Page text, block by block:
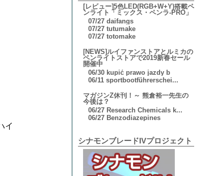
イ
[レビュー]5色LED(RGB+W+Y)搭載ペ
ンライト「ミックス・ペンラ-PRO」
07/27 daifangs
07/27 tutumake
07/27 totomake
[NEWS]ルイファンストアとルミカの
ペンライトストアで2019新春セール
開催中
06/30 kupić prawo jazdy b
06/11 sportbootführerschei...
マガジンZ休刊！～ 熊倉裕一先生の
今後は？
06/27 Research Chemicals k...
06/27 Benzodiazepines
シナモンブレードIVプロジェクト